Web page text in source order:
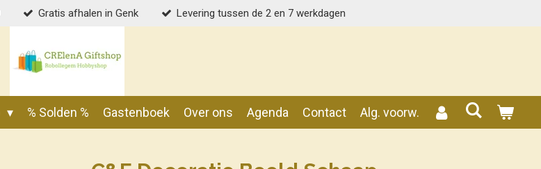
Gratis afhalen in Genk Levering tussen de 2 en 7 werkdagen
% Solden % Gastenboek Over ons Agenda Contact Alg. voorw.